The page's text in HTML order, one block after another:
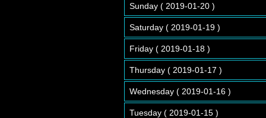
Sunday ( 2019-01-20 )
Saturday ( 2019-01-19 )
Friday ( 2019-01-18 )
Thursday ( 2019-01-17 )
Wednesday ( 2019-01-16 )
Tuesday ( 2019-01-15 )